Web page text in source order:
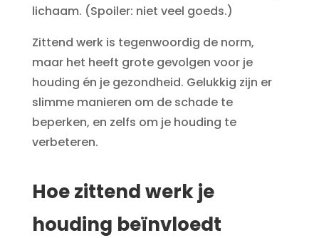
lichaam. (Spoiler: niet veel goeds.)
Zittend werk is tegenwoordig de norm,
maar het heeft grote gevolgen voor je
houding én je gezondheid. Gelukkig zijn er
slimme manieren om de schade te
beperken, en zelfs om je houding te
verbeteren.
Hoe zittend werk je
houding beïnvloedt